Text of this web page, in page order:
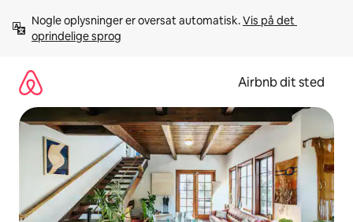
videre
Nogle oplysninger er oversat automatisk. Vis på det
oprindelige sprog
Airbnb dit sted